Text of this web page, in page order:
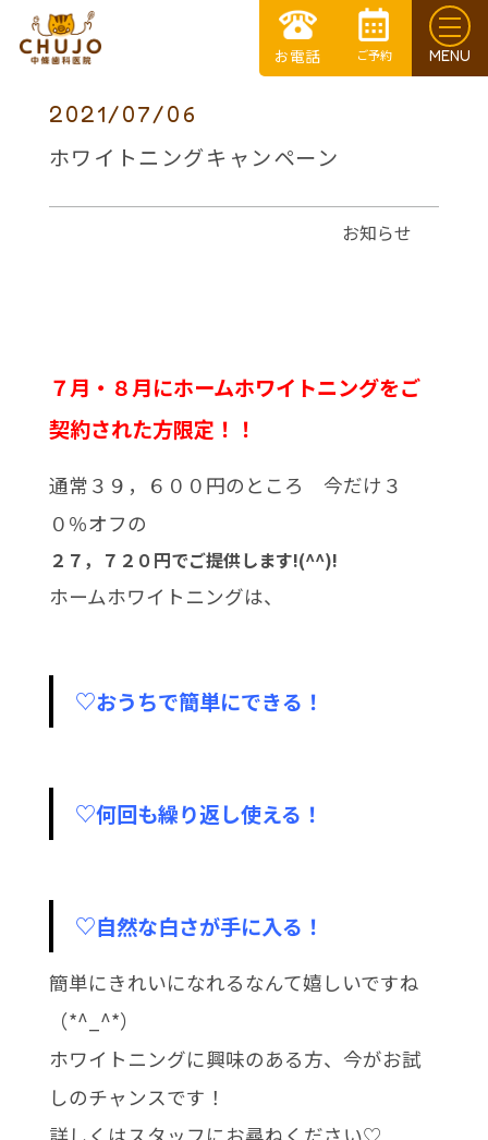
2021/07/06
ホワイトニングキャンペーン
お知らせ
７月・８月にホームホワイトニングをご
契約された方限定！！
通常３９，６００円のところ 今だけ３
０％オフの
２７，７２０円でご提供します!(^^)!
ホームホワイトニングは、
♡おうちで簡単にできる！
♡何回も繰り返し使える！
♡自然な白さが手に入る！
簡単にきれいになれるなんて嬉しいですね
（*^_^*）
ホワイトニングに興味のある方、今がお試
しのチャンスです！